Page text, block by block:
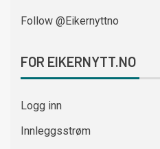
Follow @Eikernyttno
FOR EIKERNYTT.NO
Logg inn
Innleggsstrøm